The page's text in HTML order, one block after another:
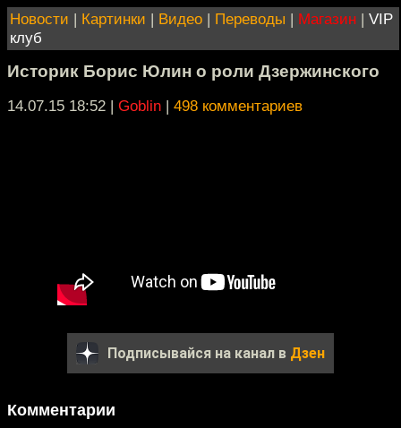
Новости | Картинки | Видео | Переводы | Магазин | VIP
клуб
Историк Борис Юлин о роли Дзержинского
14.07.15 18:52 | Goblin | 498 комментариев
Подписывайся на канал в Дзен
Комментарии